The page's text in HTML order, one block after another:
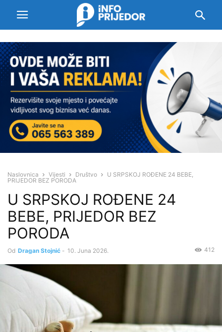
Naslovnica Vijesti Društvo
U SRPSKOJ ROĐENE 24 BEBE,
PRIJEDOR BEZ PORODA
U SRPSKOJ ROĐENE 24
BEBE, PRIJEDOR BEZ
PORODA
Od Dragan Stojnić - 10. Juna 2026. 412